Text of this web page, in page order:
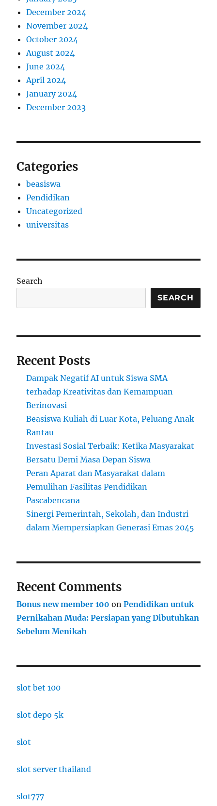
December 2024
November 2024
October 2024
August 2024
June 2024
April 2024
January 2024
December 2023
Categories
beasiswa
Pendidikan
Uncategorized
universitas
Search
SEARCH
Recent Posts
Dampak Negatif AI untuk Siswa SMA
terhadap Kreativitas dan Kemampuan
Berinovasi
Beasiswa Kuliah di Luar Kota, Peluang Anak
Rantau
Investasi Sosial Terbaik: Ketika Masyarakat
Bersatu Demi Masa Depan Siswa
Peran Aparat dan Masyarakat dalam
Pemulihan Fasilitas Pendidikan
Pascabencana
Sinergi Pemerintah, Sekolah, dan Industri
dalam Mempersiapkan Generasi Emas 2045
Recent Comments
Bonus new member 100 onPendidikan untuk
Pernikahan Muda: Persiapan yang Dibutuhkan
Sebelum Menikah
slot bet 100
slot depo 5k
slot
slot server thailand
slot777